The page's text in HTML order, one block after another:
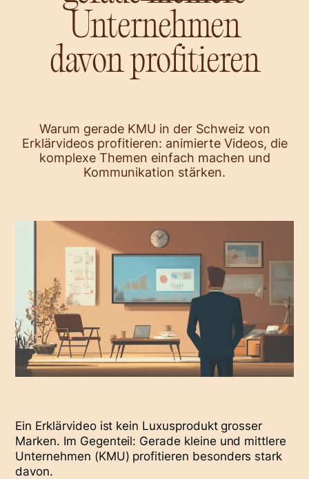
info@storybar.ch
Unternehmen
davon profitieren
Warum gerade KMU in der Schweiz von
Erklärvideos profitieren: animierte Videos, die
komplexe Themen einfach machen und
Kommunikation stärken.
Ein Erklärvideo ist kein Luxusprodukt grosser
Marken. Im Gegenteil: Gerade kleine und mittlere
Unternehmen (KMU) profitieren besonders stark
davon.